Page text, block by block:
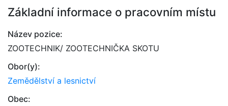
Základní informace o pracovním místu
Název pozice:
ZOOTECHNIK/ ZOOTECHNIČKA SKOTU
Obor(y):
Zemědělství a lesnictví
Obec: